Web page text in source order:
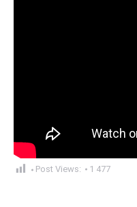
Post Views: 1 477